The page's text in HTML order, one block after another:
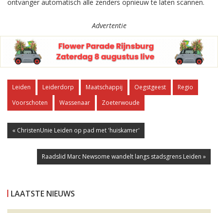
ontvanger automatisch alle zenders opnieuw te laten scannen.
Advertentie
Leiden Leiderdorp Maatschappij Oegstgeest
Regio
Voorschoten
Wassenaar Zoeterwoude
« ChristenUnie Leiden op pad met 'huiskamer'
Raadslid Marc Newsome wandelt langs stadsgrens Leiden »
LAATSTE NIEUWS